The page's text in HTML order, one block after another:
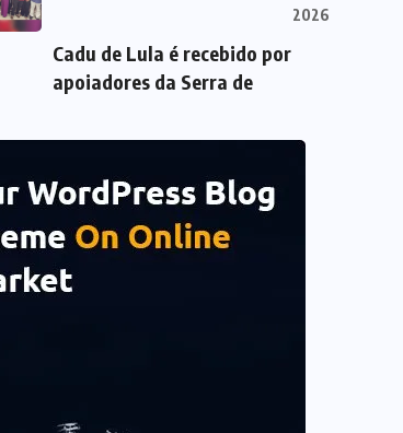
2026
Cadu de Lula é recebido por
apoiadores da Serra de